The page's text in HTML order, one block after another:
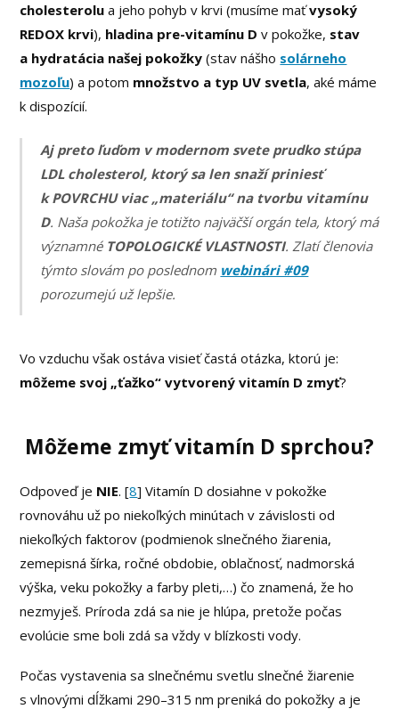
cholesterolu a jeho pohyb v krvi (musíme maťvysoký
REDOX krvi), hladina pre-vitamínu D v pokožke, stav
a hydratácia našej pokožky (stav nášho solárneho
mozoľu) a potom množstvo a typ UV svetla, aké máme
k dispozícií.
Aj preto ľuďom v modernom svete prudko stúpa
LDL cholesterol, ktorý sa len snaží priniesť
k POVRCHU viac „materiálu“ na tvorbu vitamínu
D. Naša pokožka je totižto najväčší orgán tela, ktorý má
významné TOPOLOGICKÉ VLASTNOSTI. Zlatí členovia
týmto slovám po poslednom webinári #09
porozumejú už lepšie.
Vo vzduchu však ostáva visieť častá otázka, ktorú je:
môžeme svoj „ťažko“ vytvorený vitamín D zmyť?
Môžeme zmyť vitamín D sprchou?
Odpoveď je NIE. [8] Vitamín D dosiahne v pokožke
rovnováhu už po niekoľkých minútach v závislosti od
niekoľkých faktorov (podmienok slnečného žiarenia,
zemepisná šírka, ročné obdobie, oblačnosť, nadmorská
výška, veku pokožky a farby pleti,…) čo znamená, že ho
nezmyješ. Príroda zdá sa nie je hlúpa, pretože počas
evolúcie sme boli zdá sa vždy v blízkosti vody.
Počas vystavenia sa slnečnému svetlu slnečné žiarenie
s vlnovými dĺžkami 290–315 nm preniká do pokožky a je